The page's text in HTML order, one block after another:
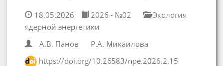
18.05.2026 2026 - №02
Экология
ядерной энергетики
А.В. Панов
Р.А. Микаилова
https://doi.org/10.26583/npe.2026.2.15